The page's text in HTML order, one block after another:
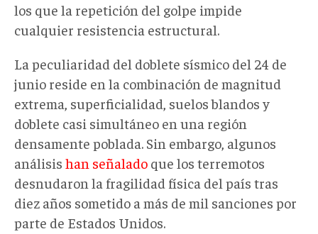
los que la repetición del golpe impide
cualquier resistencia estructural.
La peculiaridad del doblete sísmico del 24 de
junio reside en la combinación de magnitud
extrema, superficialidad, suelos blandos y
doblete casi simultáneo en una región
densamente poblada. Sin embargo, algunos
análisis han señalado que los terremotos
desnudaron la fragilidad física del país tras
diez años sometido a más de mil sanciones por
parte de Estados Unidos.